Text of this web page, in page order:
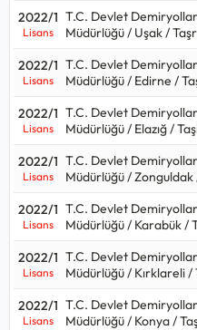
2022/1
Lisans
T.C. Devlet
Müdürlüğü / Uşak /
2022/1
Lisans
T.C. Devlet
Müdürlüğü / Edirne /
2022/1
Lisans
T.C. Devlet
Müdürlüğü / Elazığ /
2022/1
Lisans
T.C. Devlet
Müdürlüğü / Zonguldak
2022/1
Lisans
T.C. Devlet
Müdürlüğü / Karabük /
2022/1
Lisans
T.C. Devlet
Müdürlüğü / Kırklareli /
2022/1
Lisans
T.C. Devlet
Müdürlüğü / Konya /